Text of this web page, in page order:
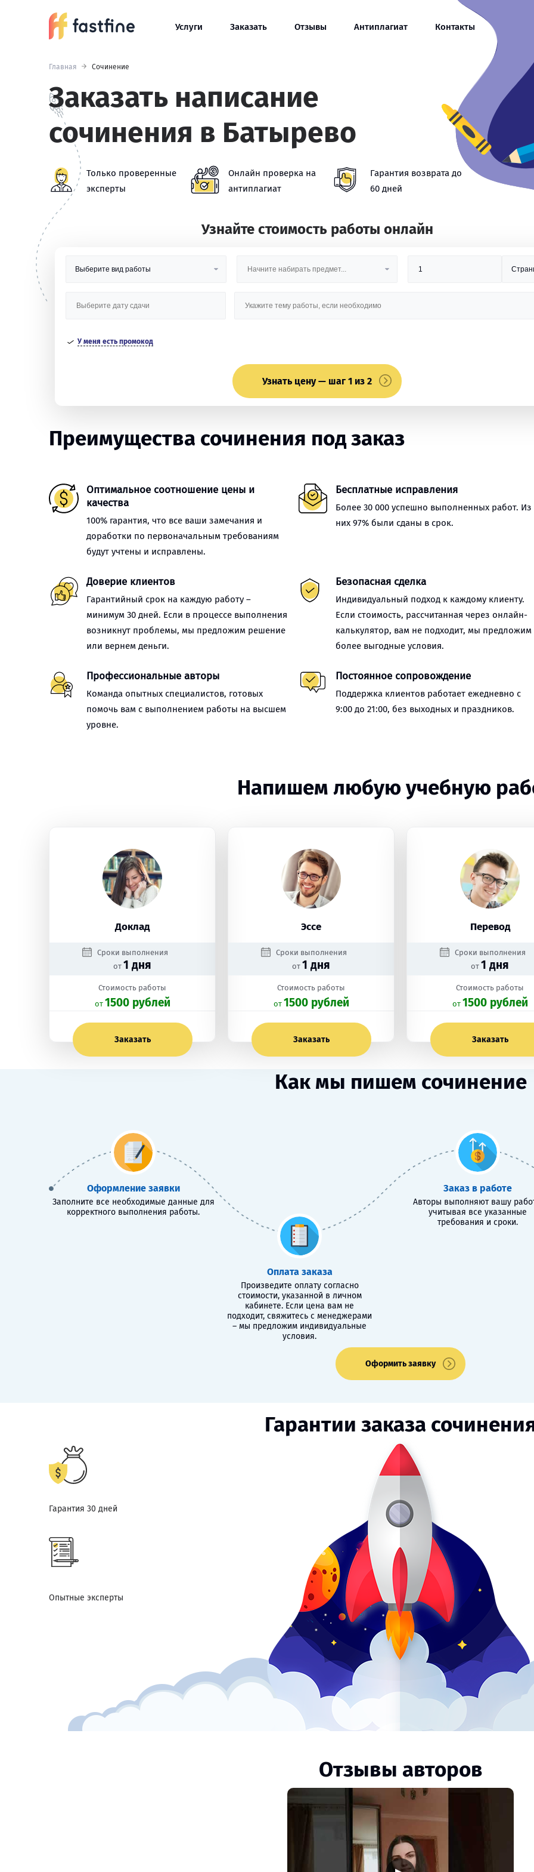
Услуги Заказать Отзывы Антиплагиат Контакты
Главная Сочинение
Заказать написание
сочинения в Батырево
Только проверенные
эксперты
Онлайн проверка на
антиплагиат
Гарантия возврата до
60 дней
Узнайте стоимость работы онлайн
У меня есть промокод
Узнать цену — шаг 1 из 2
Преимущества сочинения под заказ
Оптимальное соотношение цены и
качества
100% гарантия, что все ваши замечания и
доработки по первоначальным требованиям
будут учтены и исправлены.
Бесплатные исправления
Более 30 000 успешно выполненных работ. Из
них 97% были сданы в срок.
Доверие клиентов
Гарантийный срок на каждую работу –
минимум 30 дней. Если в процессе выполнения
возникнут проблемы, мы предложим решение
или вернем деньги.
Безопасная сделка
Индивидуальный подход к каждому клиенту.
Если стоимость, рассчитанная через онлайн-
калькулятор, вам не подходит, мы предложим
более выгодные условия.
Профессиональные авторы
Команда опытных специалистов, готовых
помочь вам с выполнением работы на высшем
уровне.
Постоянное сопровождение
Поддержка клиентов работает ежедневно с
9:00 до 21:00, без выходных и праздников.
Напишем любую учебную
Доклад
Сроки выполнения
от 1 дня
Стоимость работы
oт 1500 рублей
Заказать
Эссе
Сроки выполнения
от 1 дня
Стоимость работы
oт 1500 рублей
Заказать
Перевод
Сроки выполнения
от 1 дня
Стоимость работы
oт 1500 рублей
Заказать
Как мы пишем сочинение
Оформление заявки
Заполните все необходимые данные для
корректного выполнения работы.
Оплата заказа
Произведите оплату согласно
стоимости, указанной в личном
кабинете. Если цена вам не
подходит, свяжитесь с менеджерами
– мы предложим индивидуальные
условия.
Заказ в работе
Авторы выполняют вашу
учитывая все указанные
требования и сроки.
Оформить заявку
Гарантии заказа
Гарантия 30 дней
Опытные эксперты
Отзывы авторов